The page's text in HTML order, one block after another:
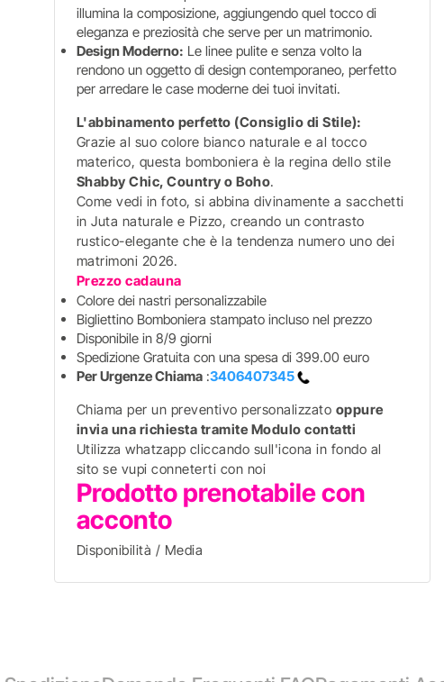
illumina la composizione, aggiungendo quel tocco di
eleganza e preziosità che serve per un matrimonio.
Design Moderno: Le linee pulite e senza volto la
rendono un oggetto di design contemporaneo, perfetto
per arredare le case moderne dei tuoi invitati.
L'abbinamento perfetto (Consiglio di Stile):
Grazie al suo colore bianco naturale e al tocco
materico, questa bomboniera è la regina dello stile
Shabby Chic, Country o Boho.
Come vedi in foto, si abbina divinamente a sacchetti
in Juta naturale e Pizzo, creando un contrasto
rustico-elegante che è la tendenza numero uno dei
matrimoni 2026.
Prezzo cadauna
Colore dei nastri personalizzabile
Bigliettino Bomboniera stampato incluso nel prezzo
Disponibile in 8/9 giorni
Spedizione Gratuita con una spesa di 399.00 euro
Per UrgenzeChiama:3406407345
Chiama per un preventivo personalizzato oppure
invia una richiesta tramite Modulo contatti
Utilizza whatzapp cliccando sull'icona in fondo al
sito se vupi conneterti con noi
Prodotto prenotabile con
acconto
Disponibilità / Media